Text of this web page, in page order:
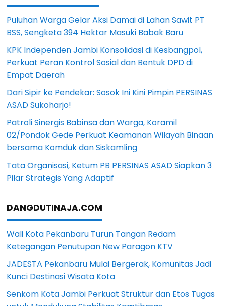
Puluhan Warga Gelar Aksi Damai di Lahan Sawit PT
BSS, Sengketa 394 Hektar Masuki Babak Baru
KPK Independen Jambi Konsolidasi di Kesbangpol,
Perkuat Peran Kontrol Sosial dan Bentuk DPD di
Empat Daerah
Dari Sipir ke Pendekar: Sosok Ini Kini Pimpin PERSINAS
ASAD Sukoharjo!
Patroli Sinergis Babinsa dan Warga, Koramil
02/Pondok Gede Perkuat Keamanan Wilayah Binaan
bersama Komduk dan Siskamling
Tata Organisasi, Ketum PB PERSINAS ASAD Siapkan 3
Pilar Strategis Yang Adaptif
DANGDUTINAJA.COM
Wali Kota Pekanbaru Turun Tangan Redam
Ketegangan Penutupan New Paragon KTV
JADESTA Pekanbaru Mulai Bergerak, Komunitas Jadi
Kunci Destinasi Wisata Kota
Senkom Kota Jambi Perkuat Struktur dan Etos Tugas